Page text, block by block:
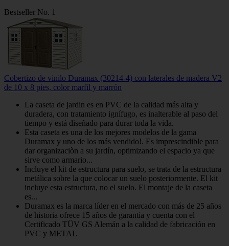
Bestseller No. 1
Cobertizo de vinilo Duramax (30214-4) con laterales de madera V2
de 10 x 8 pies, color marfil y marrón
La caseta de jardin es en PVC de la calidad más alta y
duradera, con tratamiento ignífugo, es inalterable al paso del
tiempo y está diseñado para durar toda la vida.
Esta caseta es una de los mejores modelos de la gama
Duramax y uno de los más vendido!. Es imprescindible para
dar organizaciòn a su jardín, optimizando el espacio ya que
sirve como armario...
Incluye el kit de estructura para suelo, se trata de la estructura
metálica sobre la que colocar un suelo posteriormente. El kit
incluye esta estructura, no el suelo. El montaje de la caseta
es...
Duramax es la marca líder en el mercado con más de 25 años
de historia ofrece 15 años de garantía y cuenta con el
Certificado TÜV GS Alemán a la calidad de fabricación en
PVC y METAL​